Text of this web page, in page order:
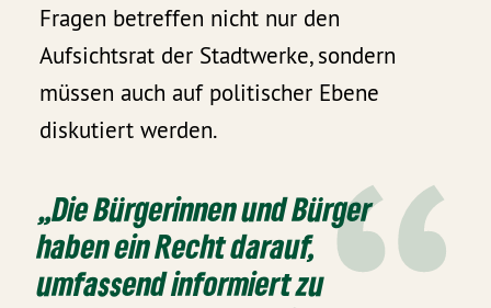
Fragen betreffen nicht nur den
Aufsichtsrat der Stadtwerke, sondern
müssen auch auf politischer Ebene
diskutiert werden.
„Die Bürgerinnen und Bürger
haben ein Recht darauf,
umfassend informiert zu